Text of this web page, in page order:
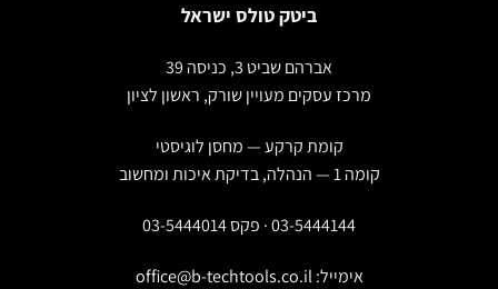
ביטק טולס ישראל
אברהם שביט 3, כניסה 39
מרכז עסקים מעויין שורק, ראשון לציון
קומת קרקע — מחסן לוגיסטי
03-5444144 · פקס 03-5444014
אימייל:office@b-techtools.co.il